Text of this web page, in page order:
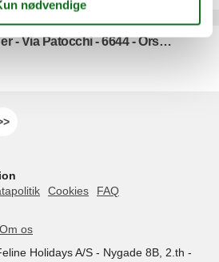
Ferieleilighet - 3 personer - Via Patocchi - 6644 - Orselina
Cookies
FAQ
Om os
Holidays A/S- Nygade 8B, 2.th -